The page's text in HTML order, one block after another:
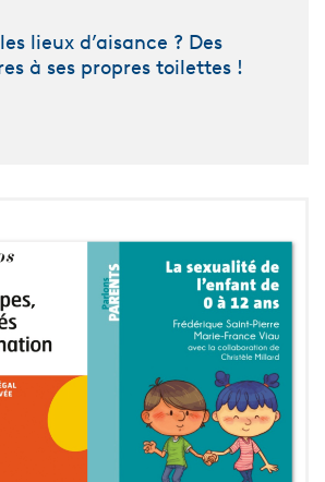
lieux d’aisance ? Des
à ses propres toilettes !